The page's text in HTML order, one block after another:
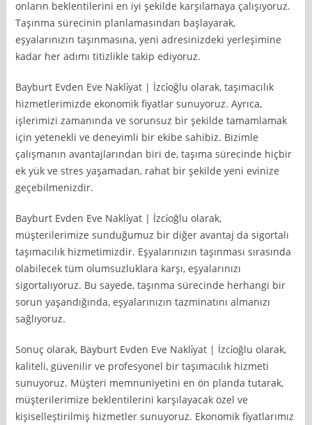
onların beklentilerini en iyi şekilde karşılamaya çalışıyoruz.
Taşınma sürecinin planlamasından başlayarak,
eşyalarınızın taşınmasına, yeni adresinizdeki yerleşimine
kadar her adımı titizlikle takip ediyoruz.
Bayburt Evden Eve Nakli̇yat | İzci̇oğlu olarak, taşımacılık
hizmetlerimizde ekonomik fiyatlar sunuyoruz. Ayrıca,
işlerimizi zamanında ve sorunsuz bir şekilde tamamlamak
için yetenekli ve deneyimli bir ekibe sahibiz. Bizimle
çalışmanın avantajlarından biri de, taşıma sürecinde hiçbir
ek yük ve stres yaşamadan, rahat bir şekilde yeni evinize
geçebilmenizdir.
Bayburt Evden Eve Nakli̇yat | İzci̇oğlu olarak,
müşterilerimize sunduğumuz bir diğer avantaj da sigortalı
taşımacılık hizmetimizdir. Eşyalarınızın taşınması sırasında
olabilecek tüm olumsuzluklara karşı, eşyalarınızı
sigortalıyoruz. Bu sayede, taşınma sürecinde herhangi bir
sorun yaşandığında, eşyalarınızın tazminatını almanızı
sağlıyoruz.
Sonuç olarak, Bayburt Evden Eve Nakli̇yat | İzci̇oğlu olarak,
kaliteli, güvenilir ve profesyonel bir taşımacılık hizmeti
sunuyoruz. Müşteri memnuniyetini en ön planda tutarak,
müşterilerimize beklentilerini karşılayacak özel ve
kişiselleştirilmiş hizmetler sunuyoruz. Ekonomik fiyatlarımız